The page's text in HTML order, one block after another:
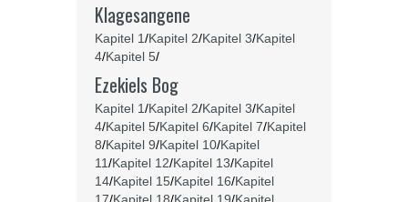
Klagesangene
Kapitel 1/Kapitel 2/Kapitel 3/Kapitel
4/Kapitel 5/
Ezekiels Bog
Kapitel 1/Kapitel 2/Kapitel 3/Kapitel
4/Kapitel 5/Kapitel 6/Kapitel 7/Kapitel
8/Kapitel 9/Kapitel 10/Kapitel
11/Kapitel 12/Kapitel 13/Kapitel
14/Kapitel 15/Kapitel 16/Kapitel